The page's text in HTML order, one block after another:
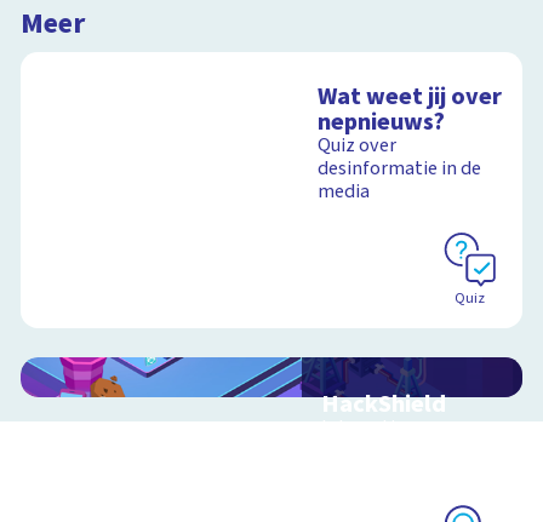
Meer
Wat weet jij over
nepnieuws?
Quiz over
desinformatie in de
media
Quiz
HackShield
Interactieve